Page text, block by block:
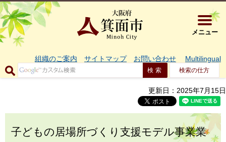
大阪府箕
メニュー
組織のご案内 サイトマップ お問い合わせ Multilingual
検索の仕方
更新日：2025年7月15日
子どもの居場所づくり支援モデル事業業